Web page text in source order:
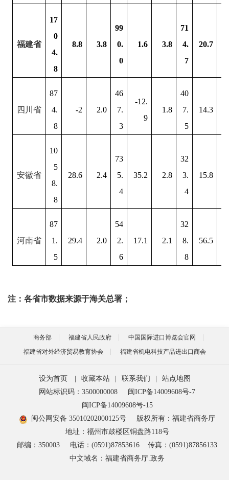
福建省
17
0
4.
8
8.8 3.8
99
0.
0
1.6 3.8
71
4.
7
20.7
四川省
87
4.
8
-2 2.0
46
7.
3
-12.
9
1.8
40
7.
5
14.3
安徽省
10
5
8.
8
28.6 2.4
73
5.
4
35.2 2.8
32
3.
4
15.8
河南省
87
1.
5
29.4 2.0
54
2.
6
17.1 2.1
32
8.
8
56.5
注： 各省市数据来源于海关总署 ；
商务部 福建省人民政府
中国国际进口博览会官网
福建省对外经济贸易教育协会
福建省机电科技产品进出口商会
设为首页 收藏本站 联系我们
站点地图
网站标识码：3500000008
闽ICP备14009608号-7
闽ICP备14009608号-15
闽公网安备 35010202000125号
版权所有：福建省商务厅
地址：福州市鼓楼区铜盘路118号
邮编：350003
电话：(0591)87853616
传真：(0591)87856133
中文域名：福建省商务厅.政务